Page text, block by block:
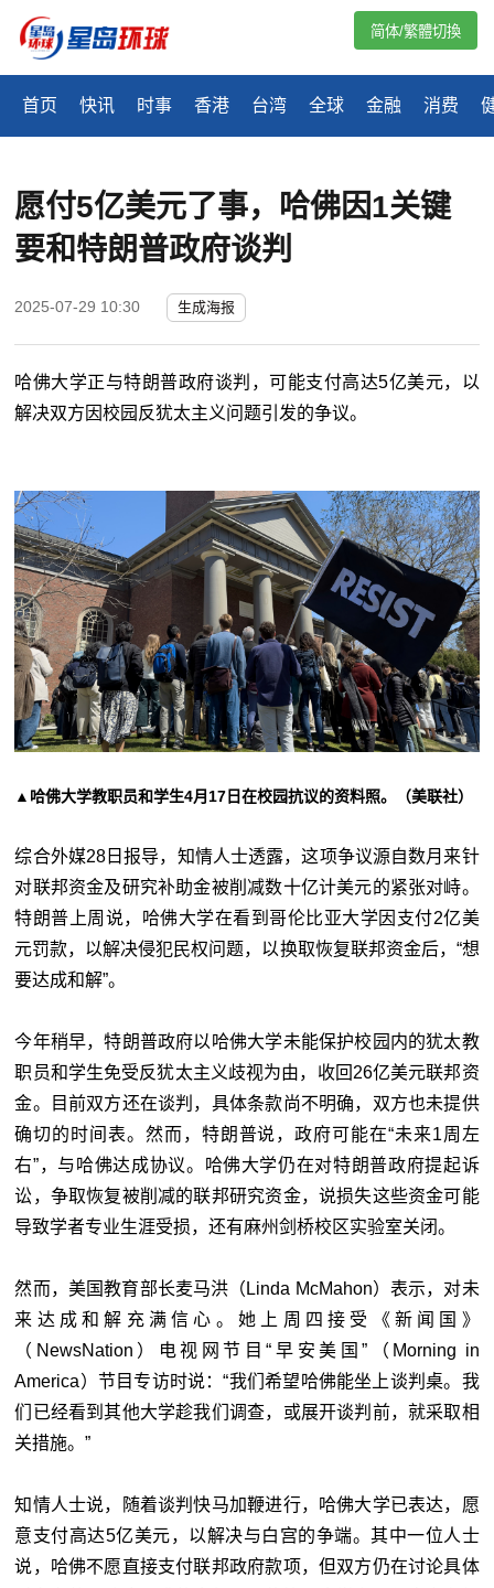
首页 快讯 时事 香港 台湾 全球 金融 消费
简体/繁體切換
愿付5亿美元了事，哈佛因1关键
要和特朗普政府谈判
2025-07-29 10:30 生成海报
哈佛大学正与特朗普政府谈判，可能支付高达5亿美元，以
解决双方因校园反犹太主义问题引发的争议。
▲哈佛大学教职员和学生4月17日在校园抗议的资料照。（美联社）
综合外媒28日报导，知情人士透露，这项争议源自数月来针
对联邦资金及研究补助金被削减数十亿计美元的紧张对峙。
特朗普上周说，哈佛大学在看到哥伦比亚大学因支付2亿美
元罚款，以解决侵犯民权问题，以换取恢复联邦资金后，“想
要达成和解”。
今年稍早，特朗普政府以哈佛大学未能保护校园内的犹太教
职员和学生免受反犹太主义歧视为由，收回26亿美元联邦资
金。目前双方还在谈判，具体条款尚不明确，双方也未提供
确切的时间表。然而，特朗普说，政府可能在“未来1周左
右”，与哈佛达成协议。哈佛大学仍在对特朗普政府提起诉
讼，争取恢复被削减的联邦研究资金，说损失这些资金可能
导致学者专业生涯受损，还有麻州剑桥校区实验室关闭。
然而，美国教育部长麦马洪（Linda McMahon）表示，对未
来达成和解充满信心。她上周四接受《新闻国》
（NewsNation）电视网节目“早安美国”（Morning in
America）节目专访时说：“我们希望哈佛能坐上谈判桌。我
们已经看到其他大学趁我们调查，或展开谈判前，就采取相
关措施。”
知情人士说，随着谈判快马加鞭进行，哈佛大学已表达，愿
意支付高达5亿美元，以解决与白宫的争端。其中一位人士
说，哈佛不愿直接支付联邦政府款项，但双方仍在讨论具体